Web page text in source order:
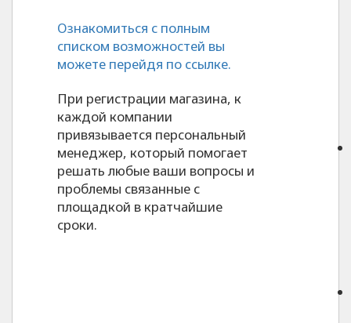
Ознакомиться с полным
списком возможностей вы
можете перейдя по ссылке.
При регистрации магазина, к
каждой компании
привязывается персональный
менеджер, который помогает
решать любые ваши вопросы и
проблемы связанные с
площадкой в кратчайшие
сроки.